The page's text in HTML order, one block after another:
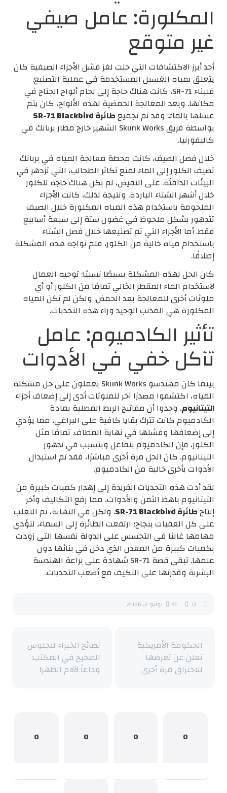
المكلورة: عامل صيفي
غير متوقع
أحد أبرز الاكتشافات التي حلت لغز فشل الأجزاء الصيفية كان
يتعلق بمياه الغسيل المستخدمة في عملية التصنيع.
فلبناء SR-71، كانت هناك حاجة إلى لحام ألواح الجناح في
مكانها. وبعد المعالجة الحمضية لهذه الألواح، كان يتم
غسلها بالماء. وقد تم تجميعطائرة SR-71 Blackbird
بواسطة فريق Skunk Works الشهير خارج مطار بربانك في
كاليفورنيا.
خلال فصل الصيف، كانت محطة معالجة المياه في بربانك
تضيف الكلور إلى الماء لمنع تكاثر الطحالب، التي تزدهر في
البيئات الدافئة. على النقيض، لم يكن هناك حاجة للكلور
خلال أشهر الشتاء الباردة. ونتيجة لذلك، كانت الأجزاء
الملحومة باستخدام هذه المياه المكلورة خلال الصيف
تتدهور بشكل ملحوظ في غضون ستة إلى سبعة أسابيع
فقط. أما الأجزاء التي تم تصنيعها خلال فصل الشتاء
باستخدام مياه خالية من الكلور، فلم تواجه هذه المشكلة
إطلاقًا.
كان الحل لهذه المشكلة بسيطًا نسبيًا: توجيه العمال
لاستخدام الماء المقطر الخالي تمامًا من الكلور أو أي
ملوثات أخرى للمعالجة بعد الحمض. ولكن لم تكن المياه
المكلورة هي المذنب الوحيد وراء هذه التحديات.
تأثير الكادميوم: عامل
تآكل خفي في الأدوات
بينما كان مهندسو Skunk Works يعملون على حل مشكلة
المياه، اكتشفوا مصدرًا آخر للملوثات أدى إلى إضعاف أجزاء
التيتانيوم. وجدوا أن مفاتيح الربط المطلية بمادة
الكادميوم كانت تترك بقايا كافية على البراغي، مما يؤدي
إلى إضعافها وفشلها في نهاية المطاف. تمامًا مثل
الكلور، فإن الكادميوم يتفاعل ويتسبب في تدهور
التيتانيوم. كان الحل مرة أخرى مباشرًا، فقد تم استبدال
الأدوات بأخرى خالية من الكادميوم.
لقد أدت هذه التحديات الفريدة إلى إهدار كميات كبيرة من
التيتانيوم باهظ الثمن والأدوات، مما رفع التكاليف وأخر
إنتاجطائرة SR-71 Blackbird
. ولكن في النهاية، تم التغلب
على كل العقبات بنجاح؛ ارتفعت الطائرة إلى السماء، لتؤدي
مهامها غالبًا في التجسس على الدولة نفسها التي زودت
بكميات كبيرة من المعدن الذي دخل في بنائها دون
علمها. تبقى قصة SR-71 شهادة على براعة الهندسة
البشرية وقدرتها على التكيف مع أصعب التحديات.
41 0 يوليو 2, 2026
نصائح الخبراء للجلوس
الصحيح في المكتب:
وداعاً لآلام الظهر!
الحكومة الأمريكية
تعلن عن تعرضها
للاختراق مرة أخرى
0
0
0
0